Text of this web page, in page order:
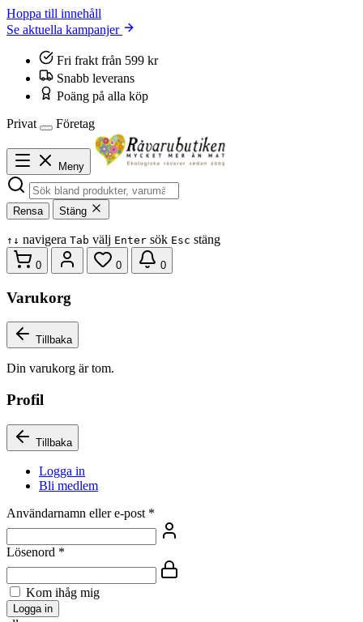
Hoppa till innehåll
Se aktuella kampanjer
Fri frakt från 599 kr
Snabb leverans
Poäng på alla köp
Privat
Företag
Meny
Rensa Stäng
↑ ↓ navigera Tab välj Enter sök Esc stäng
0 0 0
Varukorg
Tillbaka
Din varukorg är tom.
Profil
Tillbaka
Logga in
Bli medlem
Användarnamn eller e-post *
Lösenord *
Kom ihåg mig
Logga in